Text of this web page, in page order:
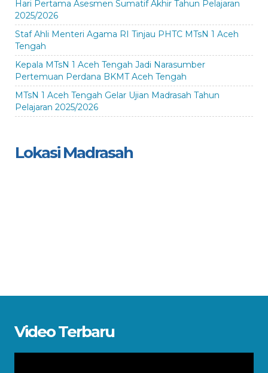
Hari Pertama Asesmen Sumatif Akhir Tahun Pelajaran
2025/2026
Staf Ahli Menteri Agama RI Tinjau PHTC MTsN 1 Aceh
Tengah
Kepala MTsN 1 Aceh Tengah Jadi Narasumber
Pertemuan Perdana BKMT Aceh Tengah
MTsN 1 Aceh Tengah Gelar Ujian Madrasah Tahun
Pelajaran 2025/2026
Lokasi Madrasah
Video Terbaru